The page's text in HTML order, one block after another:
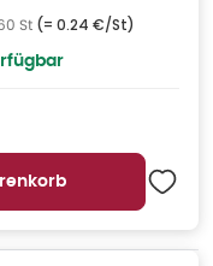
St (= 0.24 €/St)